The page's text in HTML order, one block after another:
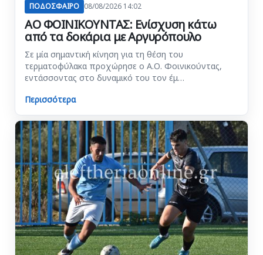
ΠΟΔΟΣΦΑΙΡΟ 08/08/2026 14:02
ΑΟ ΦΟΙΝΙΚΟΥΝΤΑΣ: Ενίσχυση κάτω
από τα δοκάρια με Αργυρόπουλο
Σε μία σημαντική κίνηση για τη θέση του
τερματοφύλακα προχώρησε ο Α.Ο. Φοινικούντας,
εντάσσοντας στο δυναμικό του τον έμ…
Περισσότερα